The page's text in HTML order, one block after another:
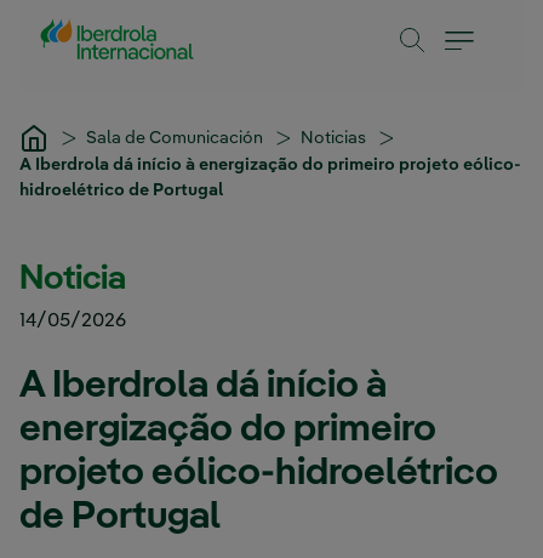
Pular para o Conteúdo principal
Sala de Comunicación
Noticias
A Iberdrola dá início à energização do primeiro projeto eólico-
hidroelétrico de Portugal
Noticia
14/05/2026
A Iberdrola dá início à
energização do primeiro
projeto eólico-hidroelétrico
de Portugal